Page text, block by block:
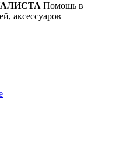
Помощь в
аксессуаров